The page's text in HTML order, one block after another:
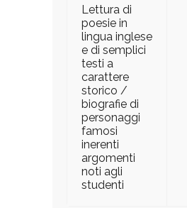
Lettura di
poesie in
lingua inglese
e di semplici
testi a
carattere
storico /
biografie di
personaggi
famosi
inerenti
argomenti
noti agli
studenti